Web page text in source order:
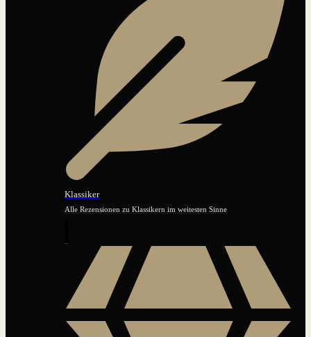
Klassiker
Alle Rezensionen zu Klassikern im weitesten Sinne